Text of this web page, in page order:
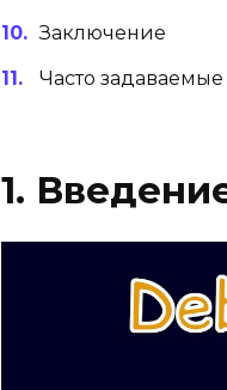
Заключение
Часто
1.